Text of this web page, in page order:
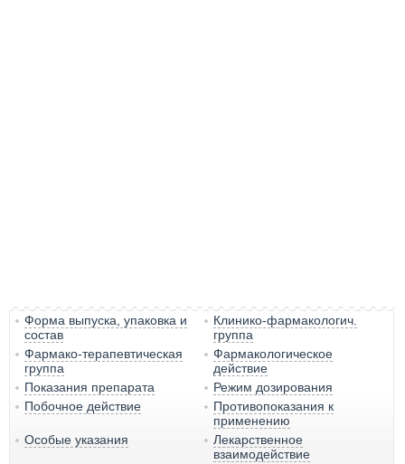
Форма выпуска, упаковка и
состав
Клинико-фармакологич.
группа
Фармако-терапевтическая
группа
Фармакологическое
действие
Показания препарата
Режим дозирования
Побочное действие
Противопоказания к
применению
Особые указания
Лекарственное
взаимодействие